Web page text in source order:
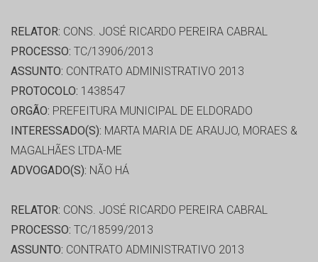
RELATOR: CONS. JOSÉ RICARDO PEREIRA CABRAL
PROCESSO: TC/13906/2013
ASSUNTO: CONTRATO ADMINISTRATIVO 2013
PROTOCOLO: 1438547
ORGÃO: PREFEITURA MUNICIPAL DE ELDORADO
INTERESSADO(S): MARTA MARIA DE ARAUJO, MORAES &
MAGALHÃES LTDA-ME
ADVOGADO(S): NÃO HÁ
RELATOR: CONS. JOSÉ RICARDO PEREIRA CABRAL
PROCESSO: TC/18599/2013
ASSUNTO: CONTRATO ADMINISTRATIVO 2013